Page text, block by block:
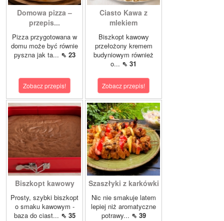
Domowa pizza –
przepis...
Pizza przygotowana w
domu może być równie
pyszna jak ta... ⇖ 23
Zobacz przepis!
Ciasto Kawa z
mlekiem
Biszkopt kawowy
przełożony kremem
budyniowym również
o... ⇖ 31
Zobacz przepis!
Biszkopt kawowy
Prosty, szybki biszkopt
o smaku kawowym -
baza do ciast... ⇖ 35
Szaszłyki z karkówki
Nic nie smakuje latem
lepiej niż aromatyczne
potrawy... ⇖ 39